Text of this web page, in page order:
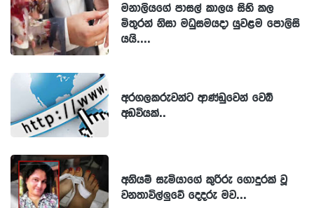
මනාලියගේ පාසල් කාලය සිහි කල
මිතුරන් නිසා මධුසමයදා යුවළම පොලිසි
යයි....
අරගලකරුවන්ට ආණ්ඩුවෙන් වෙබ්
අඩවියක්..
අනියම් සැමියාගේ කුරිරු ගොදුරක් වූ
වනතාවිල්ලුවේ දෙදරු මව...